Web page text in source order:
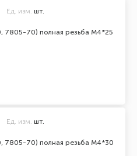
70) полная резьба М4*25
Ед. изм. шт.
7805-70) полная резьба М4*30
Ед. изм. шт.